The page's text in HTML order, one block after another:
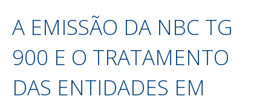
A EMISSÃO DA NBC TG
900 E O TRATAMENTO
DAS ENTIDADES EM